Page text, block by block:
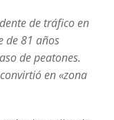
de tráfico en
de 81 años
de peatones.
en «zona